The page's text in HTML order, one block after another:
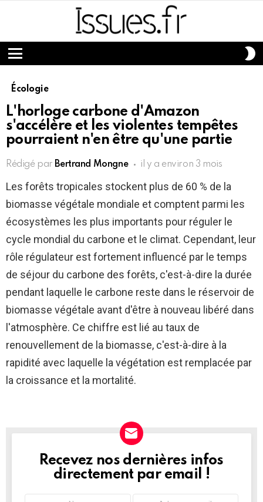
Menu
Écologie
L'horloge carbone d'Amazon
s'accélère et les violentes tempêtes
pourraient n'en être qu'une partie
Rédigé par Bertrand Mongne il y a environ 3 mois
Les forêts tropicales stockent plus de 60 % de la
biomasse végétale mondiale et comptent parmi les
écosystèmes les plus importants pour réguler le
cycle mondial du carbone et le climat. Cependant, leur
rôle régulateur est fortement influencé par le temps
de séjour du carbone des forêts, c'est-à-dire la durée
pendant laquelle le carbone reste dans le réservoir de
biomasse végétale avant d'être à nouveau libéré dans
l'atmosphère. Ce chiffre est lié au taux de
renouvellement de la biomasse, c'est-à-dire à la
rapidité avec laquelle la végétation est remplacée par
la croissance et la mortalité.
NEWSLETTER
Recevez nos dernières infos
directement par email !